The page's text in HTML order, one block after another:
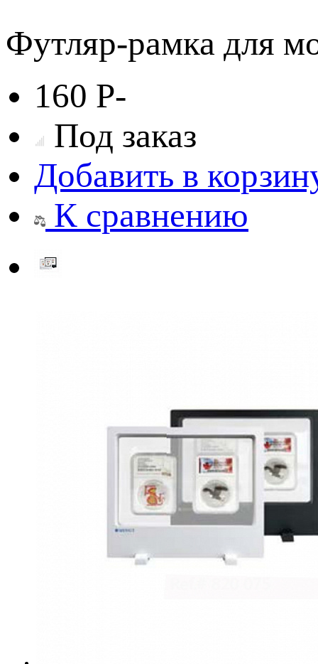
Футляр-рамка для
160 Р-
Под заказ
Добавить в
К сравнению